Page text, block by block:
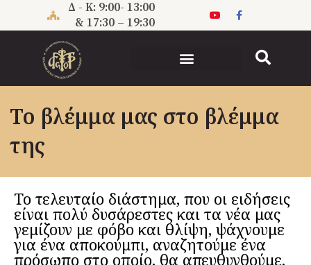
Δ - Κ: 9:00- 13:00
& 17:30 – 19:30
Το βλέμμα μας στο βλέμμα
της
Το τελευταίο διάστημα, που οι ειδήσεις
είναι πολύ δυσάρεστες και τα νέα μας
γεμίζουν με φόβο και θλίψη, ψάχνουμε
για ένα αποκούμπι, αναζητούμε ένα
πρόσωπο στο οποίο, θα απευθυνθούμε,